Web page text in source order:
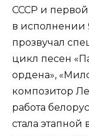
СССР и
в исполнении
прозвучал
цикл песен
ордена»,
композитор
работа
стала этапной